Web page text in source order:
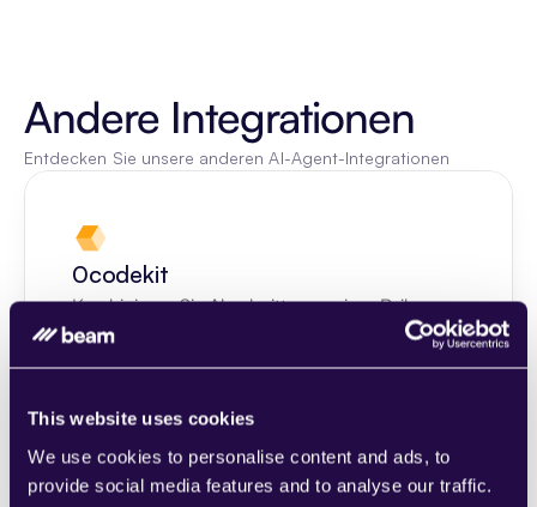
This website uses cookies
We use cookies to personalise content and ads, to
provide social media features and to analyse our traffic.
Andere Integrationen
Entdecken Sie unsere anderen AI-Agent-Integrationen
0codekit
Kombinieren Sie Abschnitte aus einer Reihe
von Kategorien, um Seiten einfach
zusammenzustellen, die den
Unternehmens entsprechen.
Learn more